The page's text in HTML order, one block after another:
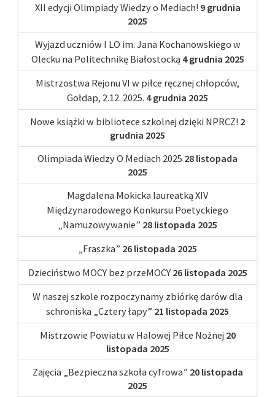
XII edycji Olimpiady Wiedzy o Mediach! 9 grudnia
2025
Wyjazd uczniów I LO im. Jana Kochanowskiego w
Olecku na Politechnikę Białostocką 4 grudnia 2025
Mistrzostwa Rejonu VI w piłce ręcznej chłopców,
Gołdap, 2.12. 2025. 4 grudnia 2025
Nowe książki w bibliotece szkolnej dzięki NPRCZ! 2
grudnia 2025
Olimpiada Wiedzy O Mediach 2025 28 listopada
2025
Magdalena Mokicka laureatką XIV
Międzynarodowego Konkursu Poetyckiego
„Namuzowywanie” 28 listopada 2025
„Fraszka” 26 listopada 2025
Dzieciństwo MOCY bez przeMOCY 26 listopada 2025
W naszej szkole rozpoczynamy zbiórkę darów dla
schroniska „Cztery łapy” 21 listopada 2025
Mistrzowie Powiatu w Halowej Piłce Nożnej 20
listopada 2025
Zajęcia „Bezpieczna szkoła cyfrowa” 20 listopada
2025